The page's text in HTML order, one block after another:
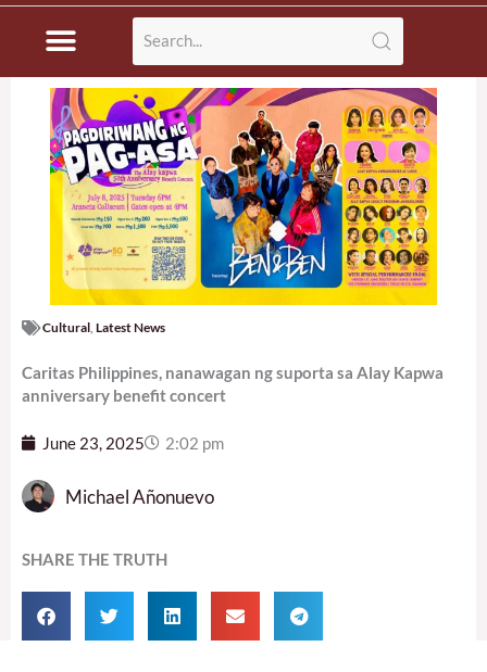
Cultural Latest News
Caritas Philippines, nanawagan ng suporta sa Alay Kapwa
anniversary benefit concert
June 23, 2025 2:02 pm
Michael Añonuevo
SHARE THE TRUTH